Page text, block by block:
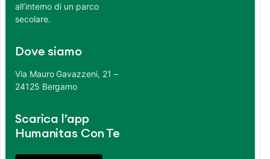
all’interno di un parco
secolare.
Dove siamo
Via Mauro Gavazzeni, 21 –
24125 Bergamo
Scarica l’app
Humanitas Con Te